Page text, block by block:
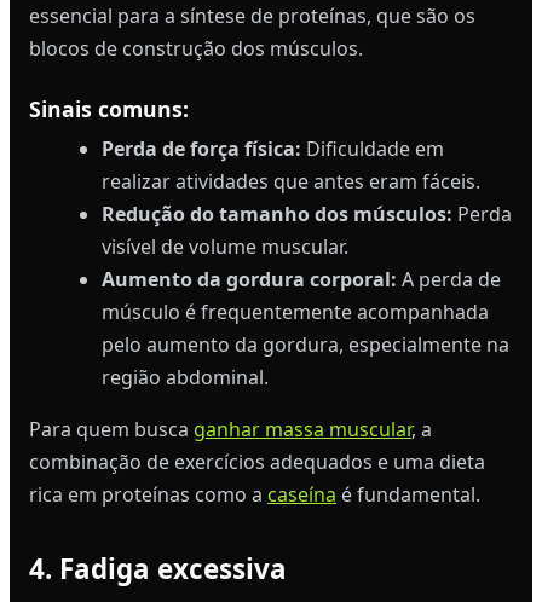
essencial para a síntese de proteínas, que são os
blocos de construção dos músculos.
Sinais comuns:
Perda de força física: Dificuldade em
realizar atividades que antes eram fáceis.
Redução do tamanho dos músculos: Perda
visível de volume muscular.
Aumento da gordura corporal: A perda de
músculo é frequentemente acompanhada
pelo aumento da gordura, especialmente na
região abdominal.
Para quem busca ganhar massa muscular, a
combinação de exercícios adequados e uma dieta
rica em proteínas como a caseína é fundamental.
4. Fadiga excessiva